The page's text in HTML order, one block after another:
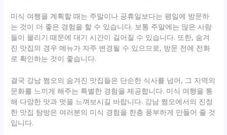
미식 여행을 계획할 때는 주말이나 공휴일보다는 평일에 방문하
는 것이 더 좋은 경험을 할 수 있습니다. 보통 주말에는 많은 사람
들이 몰리기 때문에 대기 시간이 길어질 수 있습니다. 또한, 숨겨
진 맛집의 경우 메뉴가 자주 변경될 수 있으므로, 방문 전에 전화
로 확인하는 것이 좋습니다.
결국 강남 쩜오의 숨겨진 맛집들은 단순한 식사를 넘어, 그 지역의
문화를 느끼게 해주는 특별한 경험을 제공합니다. 미식 여행을 통
해 다양한 맛과 멋을 느껴보시길 바랍니다. 강남 쩜오에서의 진정
한 맛집 탐방은 여러분의 미식 경험을 한층 풍부하게 만들어 줄 것
입니다.